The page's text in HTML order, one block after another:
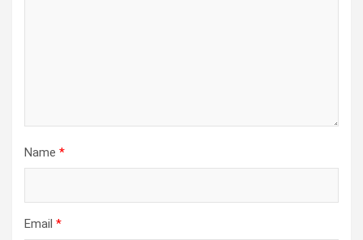
Name *
Email *